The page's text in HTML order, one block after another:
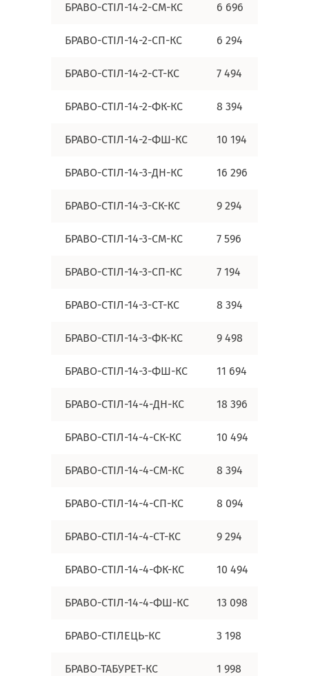
БРАВО-СТІЛ-14-2-СМ-КС 6 696
БРАВО-СТІЛ-14-2-СП-КС 6 294
БРАВО-СТІЛ-14-2-СТ-КС 7 494
БРАВО-СТІЛ-14-2-ФК-КС 8 394
БРАВО-СТІЛ-14-2-ФШ-КС 10 194
БРАВО-СТІЛ-14-3-ДН-КС 16 296
БРАВО-СТІЛ-14-3-СК-КС 9 294
БРАВО-СТІЛ-14-3-СМ-КС 7 596
БРАВО-СТІЛ-14-3-СП-КС 7 194
БРАВО-СТІЛ-14-3-СТ-КС 8 394
БРАВО-СТІЛ-14-3-ФК-КС 9 498
БРАВО-СТІЛ-14-3-ФШ-КС 11 694
БРАВО-СТІЛ-14-4-ДН-КС 18 396
БРАВО-СТІЛ-14-4-СК-КС 10 494
БРАВО-СТІЛ-14-4-СМ-КС 8 394
БРАВО-СТІЛ-14-4-СП-КС 8 094
БРАВО-СТІЛ-14-4-СТ-КС 9 294
БРАВО-СТІЛ-14-4-ФК-КС 10 494
БРАВО-СТІЛ-14-4-ФШ-КС 13 098
БРАВО-СТІЛЕЦЬ-КС 3 198
БРАВО-ТАБУРЕТ-КС 1 998